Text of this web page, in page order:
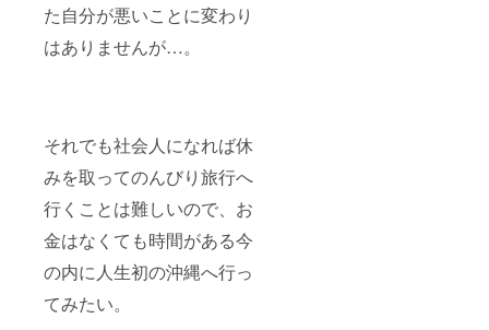
た自分が悪いことに変わり
はありませんが…。
それでも社会人になれば休
みを取ってのんびり旅行へ
行くことは難しいので、お
金はなくても時間がある今
の内に人生初の沖縄へ行っ
てみたい。